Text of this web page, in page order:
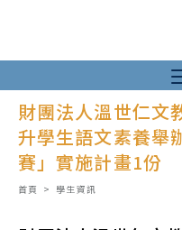
至
主
內
財團法人溫世仁文
升學生語文素養舉
賽」實施計畫1份
首頁 > 學生資訊